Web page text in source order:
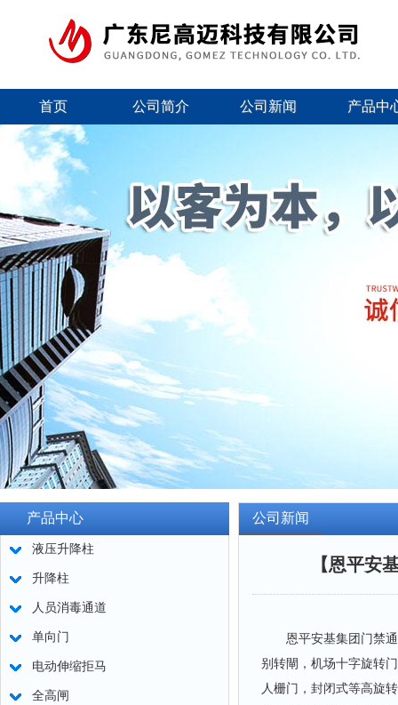
首页 公司简介 公司新闻 产品中
产品中心
液压升降柱
升降柱
人员消毒通道
单向门
电动伸缩拒马
全高闸
公司新闻
【恩平安
恩平安基集团门禁通
别转閘，机场十字旋转
人栅门，封闭式等高旋